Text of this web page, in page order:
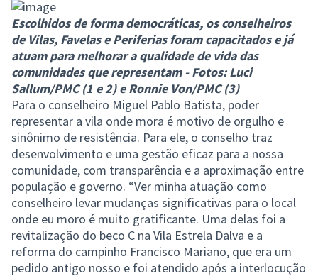
Escolhidos de forma democráticas, os conselheiros
de Vilas, Favelas e Periferias foram capacitados e já
atuam para melhorar a qualidade de vida das
comunidades que representam - Fotos: Luci
Sallum/PMC (1 e 2) e Ronnie Von/PMC (3)
Para o conselheiro Miguel Pablo Batista, poder
representar a vila onde mora é motivo de orgulho e
sinônimo de resistência. Para ele, o conselho traz
desenvolvimento e uma gestão eficaz para a nossa
comunidade, com transparência e a aproximação entre
população e governo. “Ver minha atuação como
conselheiro levar mudanças significativas para o local
onde eu moro é muito gratificante. Uma delas foi a
revitalização do beco C na Vila Estrela Dalva e a
reforma do campinho Francisco Mariano, que era um
pedido antigo nosso e foi atendido após a interlocução